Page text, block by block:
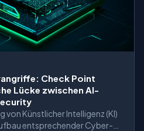
Check Point
Lücke zwischen AI-
von Künstlicher Intelligenz (KI)
entsprechender Cyber-